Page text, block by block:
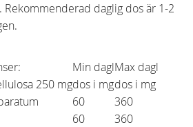
daglig dos är 1-2
Min daglMax dagl
250 mgdos i mgdos i mg
60
360
60
360